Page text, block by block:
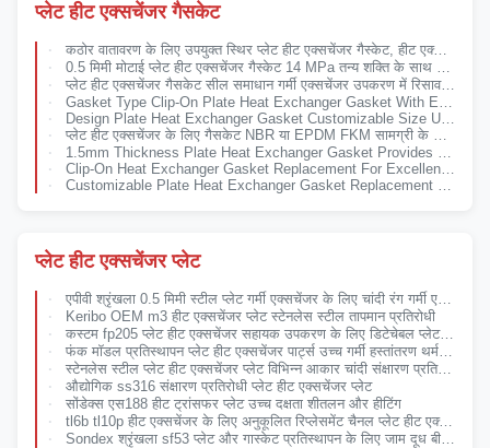
प्लेट हीट एक्सचेंजर गैसकेट
कठोर वातावरण के लिए उपयुक्त स्थिर प्लेट हीट एक्सचेंजर गैस्केट, हीट एक्सचेंजर्स के लिए दीर्घकालिक सीलिंग समाधान प्रदान करता है
0.5 मिमी मोटाई प्लेट हीट एक्सचेंजर गैस्केट 14 MPa तन्य शक्ति के साथ प्रभावी सीलिंग के लिए
प्लेट हीट एक्सचेंजर गैसकेट सील समाधान गर्मी एक्सचेंजर उपकरण में रिसाव को रोकने और दबाव बनाए रखने के लिए
Gasket Type Clip-On Plate Heat Exchanger Gasket With Excellent Sealing Performance
Design Plate Heat Exchanger Gasket Customizable Size Up To 25 Bar Pressure Range
प्लेट हीट एक्सचेंजर के लिए गैसकेट NBR या EPDM FKM सामग्री के साथ फैक्टरी मूल्य आपूर्ति OEM ब्रांड विभिन्न प्रकार के लिए
1.5mm Thickness Plate Heat Exchanger Gasket Provides Effective Sealing With 14 MPa Tensile Strength
Clip-On Heat Exchanger Gasket Replacement For Excellent Sealing Performance In Industrial Applications
Customizable Plate Heat Exchanger Gasket Replacement For Danfoss Plate With Effective Sealing And Sealing Properties
प्लेट हीट एक्सचेंजर प्लेट
एपीवी श्रृंखला 0.5 मिमी स्टील प्लेट गर्मी एक्सचेंजर के लिए चांदी रंग गर्मी एक्सचेंजर भागों
Keribo OEM m3 हीट एक्सचेंजर प्लेट स्टेनलेस स्टील तापमान प्रतिरोधी
कस्टम fp205 प्लेट हीट एक्सचेंजर सहायक उपकरण के लिए डिटेचेबल प्लेट गैस्केट सेट उच्च दक्षता ऊर्जा संरक्षण और स्वच्छ
फंक मॉडल प्रतिस्थापन प्लेट हीट एक्सचेंजर पार्ट्स उच्च गर्मी हस्तांतरण थर्मल प्रौद्योगिकी
स्टेनलेस स्टील प्लेट हीट एक्सचेंजर प्लेट विभिन्न आकार चांदी संक्षारण प्रतिरोधी आसान स्थापित करने के लिए पीएचई
औद्योगिक ss316 संक्षारण प्रतिरोधी प्लेट हीट एक्सचेंजर प्लेट
सोंडेक्स एस188 हीट ट्रांसफर प्लेट उच्च दक्षता शीतलन और हीटिंग
tl6b tl10p हीट एक्सचेंजर के लिए अनुकूलित रिप्लेसमेंट चैनल प्लेट हीट एक्सचेंजर सीलिंग
Sondex श्रृंखला sf53 प्लेट और गास्केट प्रतिस्थापन के लिए जाम दूध बीयर चिलर PHE